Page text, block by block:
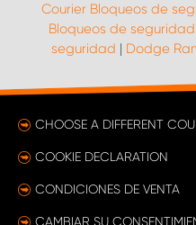
Courier Bloqueos de
Bloqueos de seguridad
seguridad | Dodge
CHOOSE A DIFFERENT
COOKIE DECLARATION
CONDICIONES DE VENTA
CAMBIAR SU